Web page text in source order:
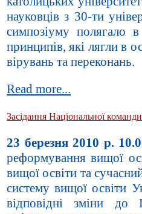
науковців з 30-ти
симпозіуму полягало
принципів, які лягли в
вірувань та переконань.
Read more...
Засідання Національної
23 березня 2010 р.
реформування вищої
вищої освіти та
систему вищої освіти
відповідні зміни до